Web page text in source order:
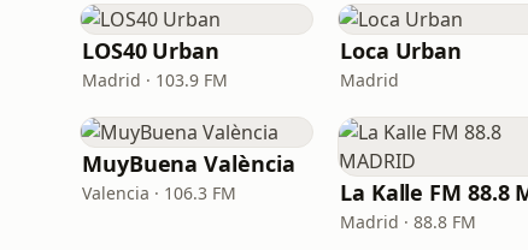
LOS40 Urban
Madrid · 103.9 FM
Loca Urban
Madrid
MuyBuena València
Valencia · 106.3 FM
Madrid · 88.8 FM